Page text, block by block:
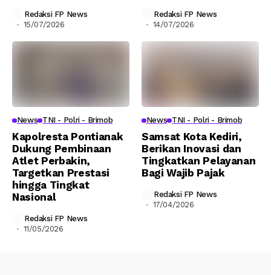
Redaksi FP News
15/07/2026
Redaksi FP News
14/07/2026
News TNI - Polri - Brimob
Kapolresta Pontianak
Dukung Pembinaan
Atlet Perbakin,
Targetkan Prestasi
hingga Tingkat
Nasional
Redaksi FP News
11/05/2026
News TNI - Polri - Brimob
Samsat Kota Kediri,
Berikan Inovasi dan
Tingkatkan Pelayanan
Bagi Wajib Pajak
Redaksi FP News
17/04/2026